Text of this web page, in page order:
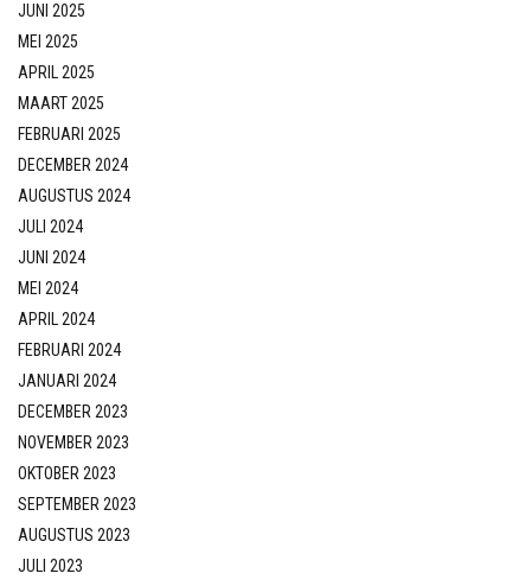
JUNI 2025
MEI 2025
APRIL 2025
MAART 2025
FEBRUARI 2025
DECEMBER 2024
AUGUSTUS 2024
JULI 2024
JUNI 2024
MEI 2024
APRIL 2024
FEBRUARI 2024
JANUARI 2024
DECEMBER 2023
NOVEMBER 2023
OKTOBER 2023
SEPTEMBER 2023
AUGUSTUS 2023
JULI 2023